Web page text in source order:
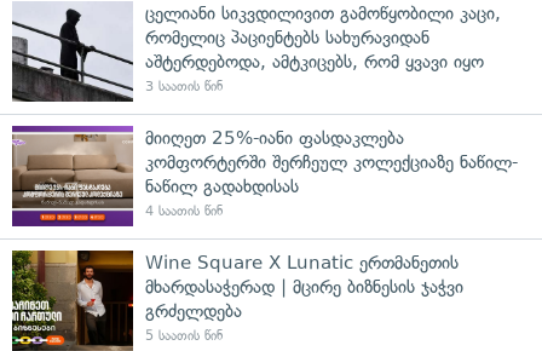
ცელიანი სიკვდილივით გამოწყობილი კაცი,
რომელიც პაციენტებს სახურავიდან
აშტერდებოდა, ამტკიცებს, რომ ყვავი იყო
3 საათის წინ
მიიღეთ 25%-იანი ფასდაკლება
კომფორტერში შერჩეულ კოლექციაზე ნაწილ-
ნაწილ გადახდისას
4 საათის წინ
Wine Square X Lunatic ერთმანეთის
მხარდასაჭერად | მცირე ბიზნესის ჯაჭვი
გრძელდება
5 საათის წინ